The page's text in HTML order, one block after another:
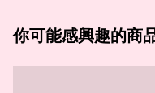
你可能感興趣的商